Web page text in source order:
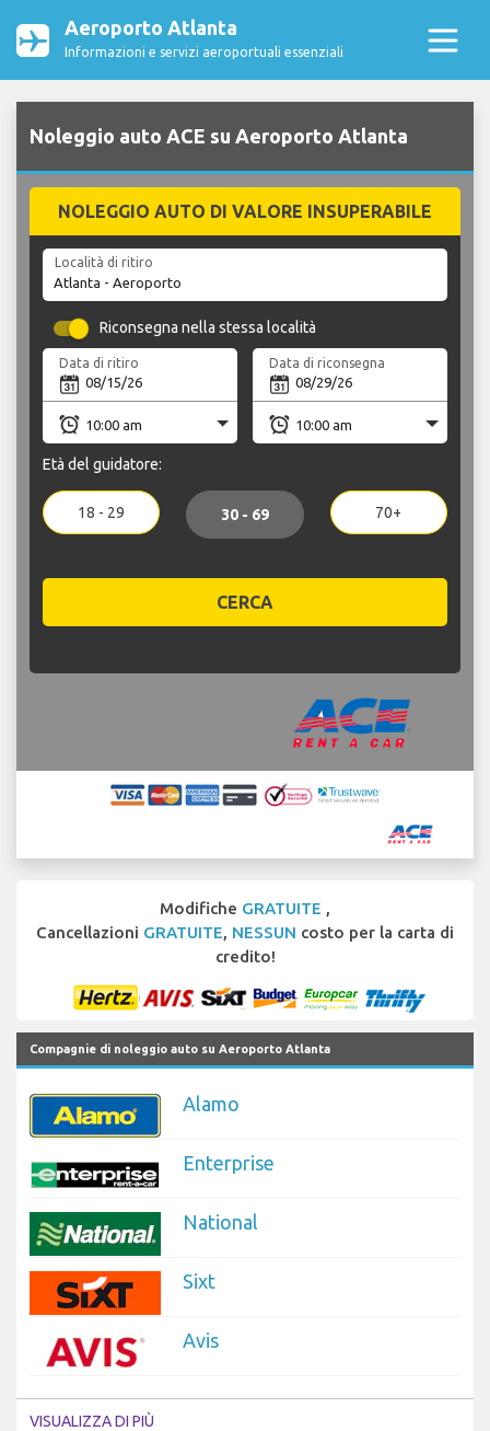
Aeroporto Atlanta
Informazioni e servizi aeroportuali essenziali
Noleggio auto ACE su Aeroporto Atlanta
NOLEGGIO AUTO DI VALORE INSUPERABILE
Località di ritiro
Riconsegna nella stessa località
Data di ritiro Data di riconsegna
Età del guidatore:
18 - 29 30 - 69 70+
CERCA
Modifiche GRATUITE ,
Cancellazioni GRATUITE, NESSUN costo per la carta di
credito!
Compagnie di noleggio auto su Aeroporto Atlanta
Alamo
Enterprise
National
Sixt
Avis
VISUALIZZA DI PIÙ